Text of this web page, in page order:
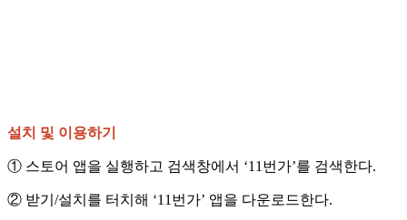
설치 및 이용하기
① 스토어 앱을 실행하고 검색창에서 ‘11번가’를 검색한다.
② 받기/설치를 터치해 ‘11번가’ 앱을 다운로드한다.